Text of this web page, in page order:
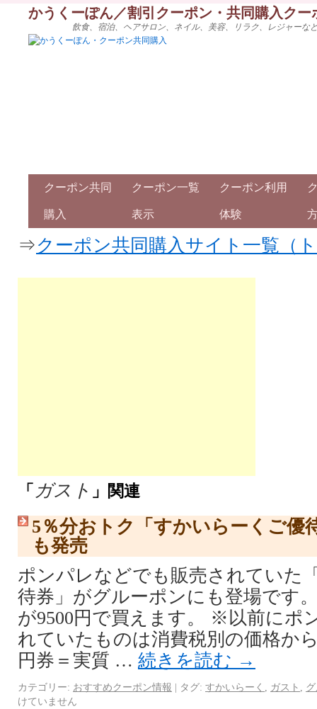
かうくーぽん／割引クーポン・共同購入ク
飲食、宿泊、ヘアサロン、ネイル、美容、リラク、レジャー
クーポン共同
購入
クーポン一覧
表示
クーポン利用
体験
⇒クーポン共同購入サイト一覧（
「 ガスト 」関連
5％分おトク「すかいらーくご優
も発売
ポンパレなどでも販売されていた
待券」がグルーポンにも登場です
が9500円で買えます。 ※以前にポ
れていたものは消費税別の価格か
円券＝実質 … 続きを読む →
カテゴリー: おすすめクーポン情報 | タグ: すかいらーく ガスト
けていません